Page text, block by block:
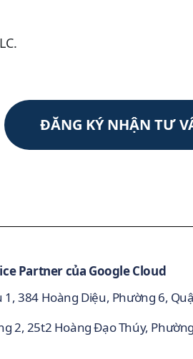
ĐĂNG KÝ NHẬN TƯ
Partner của Google Cloud
1, 384 Hoàng Diệu, Phường 6,
2, 25t2 Hoàng Đạo Thúy,